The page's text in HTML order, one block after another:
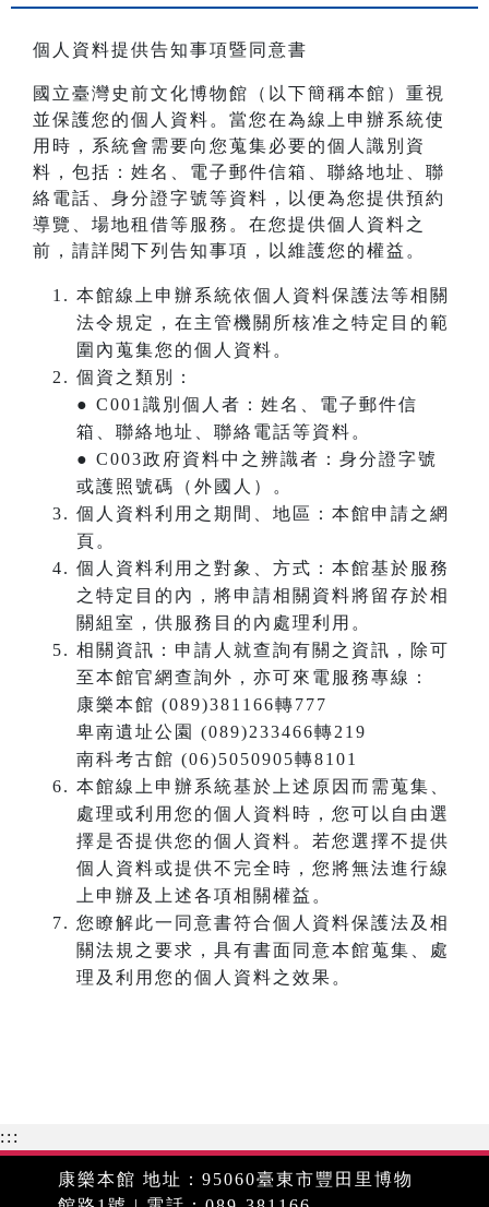
個人資料提供告知事項暨同意書
國立臺灣史前文化博物館（以下簡稱本館）重視
並保護您的個人資料。當您在為線上申辦系統使
用時，系統會需要向您蒐集必要的個人識別資
料，包括：姓名、電子郵件信箱、聯絡地址、聯
絡電話、身分證字號等資料，以便為您提供預約
導覽、場地租借等服務。在您提供個人資料之
前，請詳閱下列告知事項，以維護您的權益。
本館線上申辦系統依個人資料保護法等相關
法令規定，在主管機關所核准之特定目的範
圍內蒐集您的個人資料。
個資之類別：
● C001識別個人者：姓名、電子郵件信
箱、聯絡地址、聯絡電話等資料。
● C003政府資料中之辨識者：身分證字號
或護照號碼（外國人）。
個人資料利用之期間、地區：本館申請之網
頁。
個人資料利用之對象、方式：本館基於服務
之特定目的內，將申請相關資料將留存於相
關組室，供服務目的內處理利用。
相關資訊：申請人就查詢有關之資訊，除可
至本館官網查詢外，亦可來電服務專線：
康樂本館 (089)381166轉777
卑南遺址公園 (089)233466轉219
南科考古館 (06)5050905轉8101
本館線上申辦系統基於上述原因而需蒐集、
處理或利用您的個人資料時，您可以自由選
擇是否提供您的個人資料。若您選擇不提供
個人資料或提供不完全時，您將無法進行線
上申辦及上述各項相關權益。
您瞭解此一同意書符合個人資料保護法及相
關法規之要求，具有書面同意本館蒐集、處
理及利用您的個人資料之效果。
:::
康樂本館 地址：95060臺東市豐田里博物